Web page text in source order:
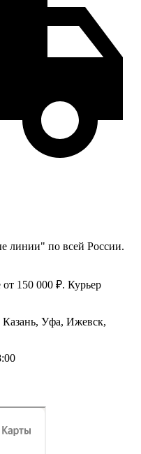
линии" по всей России.
150 000 ₽. Курьер
Казань, Уфа, Ижевск,